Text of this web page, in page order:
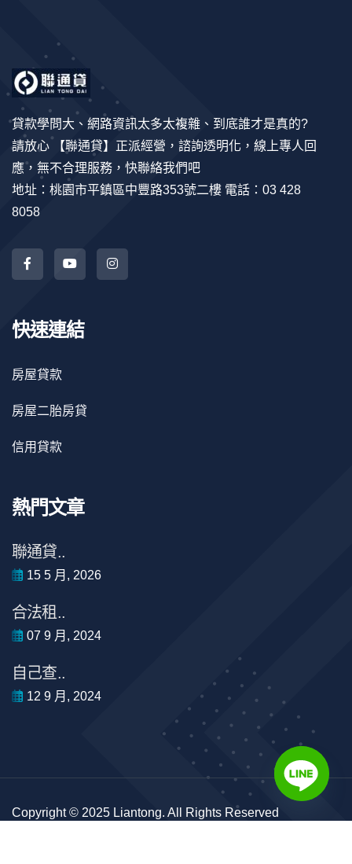
貸款學問大、網路資訊太多太複雜、到底誰才是真的?
請放心 【聯通貸】正派經營，諮詢透明化，線上專人回
應，無不合理服務，快聯絡我們吧
地址：桃園市平鎮區中豐路353號二樓 電話：03 428
8058
快速連結
房屋貸款
房屋二胎房貸
信用貸款
熱門文章
聯通貸..
15 5 月, 2026
合法租..
07 9 月, 2024
自己查..
12 9 月, 2024
Copyright © 2025 Liantong. All Rights Reserved